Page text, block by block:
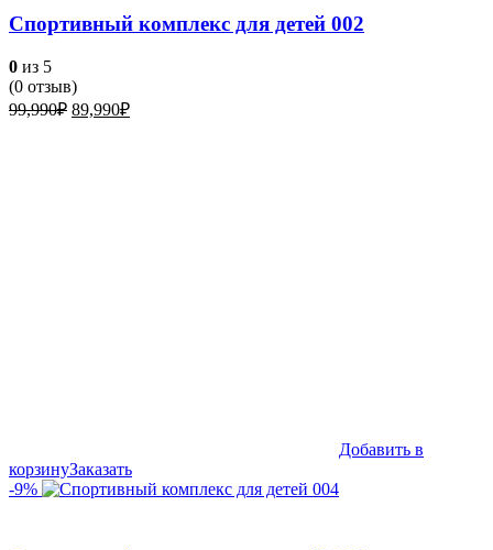
Спортивный комплекс для детей 002
0 из 5
(0 отзыв)
99,990₽ Первоначальная
89,990₽Текущая
Добавить в
корзинуЗаказать
-9%